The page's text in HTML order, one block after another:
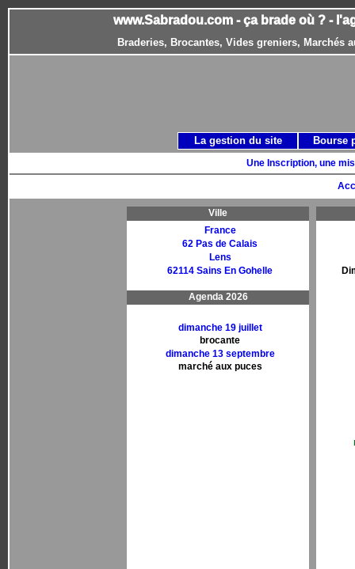
www.Sabradou.com - ça brade où ? -
Braderies, Brocantes, Vides greniers, Marchés
Une Inscription, une
Ville
France
62 Pas de Calais
Lens
62114 Sains En Gohelle
Agenda 2026
dimanche 19 juillet
brocante
dimanche 13 septembre
marché aux puces
La gestion du site Bourse